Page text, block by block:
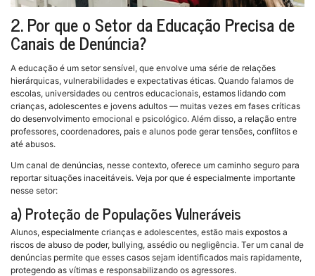
2. Por que o Setor da Educação Precisa de
Canais de Denúncia?
A educação é um setor sensível, que envolve uma série de relações
hierárquicas, vulnerabilidades e expectativas éticas. Quando falamos de
escolas, universidades ou centros educacionais, estamos lidando com
crianças, adolescentes e jovens adultos — muitas vezes em fases críticas
do desenvolvimento emocional e psicológico. Além disso, a relação entre
professores, coordenadores, pais e alunos pode gerar tensões, conflitos e
até abusos.
Um canal de denúncias, nesse contexto, oferece um caminho seguro para
reportar situações inaceitáveis. Veja por que é especialmente importante
nesse setor:
a) Proteção de Populações Vulneráveis
Alunos, especialmente crianças e adolescentes, estão mais expostos a
riscos de abuso de poder, bullying, assédio ou negligência. Ter um canal de
denúncias permite que esses casos sejam identificados mais rapidamente,
protegendo as vítimas e responsabilizando os agressores.